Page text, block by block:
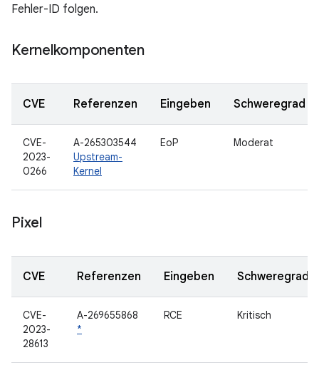
Fehler-ID folgen.
Kernelkomponenten
CVE Referenzen Eingeben Schweregrad
CVE-
2023-
0266
A-265303544
Upstream-
Kernel
EoP Moderat
Pixel
CVE Referenzen Eingeben Schweregrad
CVE-
2023-
28613
A-269655868
*
RCE Kritisch